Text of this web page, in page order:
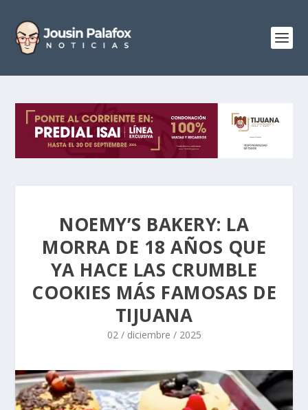
NOEMY’S BAKERY: LA
MORRA DE 18 AÑOS QUE
YA HACE LAS CRUMBLE
COOKIES MÁS FAMOSAS DE
TIJUANA
02 / diciembre / 2025